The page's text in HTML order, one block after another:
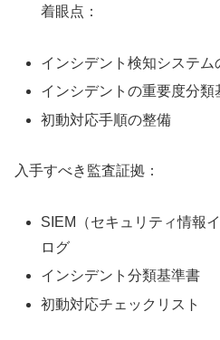
着眼点：
インシデント検知システム
インシデントの重要度分類
初動対応手順の整備
入手すべき監査証拠：
SIEM（セキュリティ情報
ログ
インシデント分類基準書
初動対応チェックリスト